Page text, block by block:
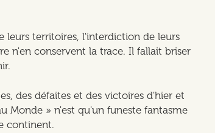
leurs territoires, l'interdiction de leurs
n'en conservent la trace. Il fallait briser
des défaites et des victoires d'hier et
Monde » n'est qu'un funeste fantasme
continent.